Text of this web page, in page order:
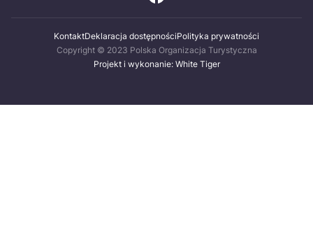
KontaktDeklaracja dostępnościPolityka prywatności
Copyright © 2023 Polska Organizacja Turystyczna
Projekt i wykonanie: White Tiger